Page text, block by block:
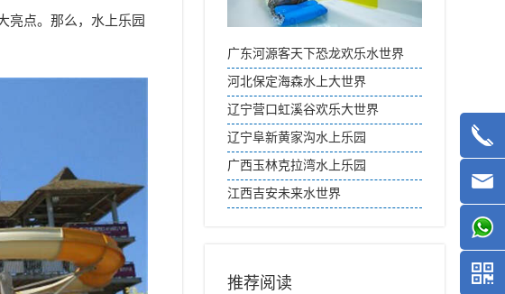
亮点。那么，水上乐园
广东河源客天下恐龙欢乐水世界
河北保定海森水上大世界
辽宁营口虹溪谷欢乐大世界
辽宁阜新黄家沟水上乐园
广西玉林克拉湾水上乐园
江西吉安未来水世界
推荐阅读